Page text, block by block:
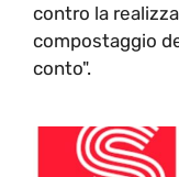
contro la
compostaggio
conto".